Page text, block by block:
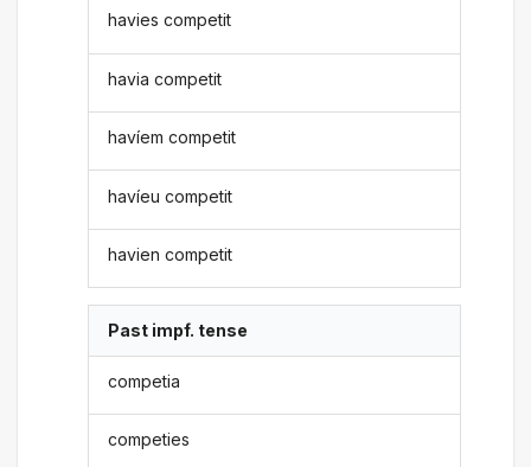
havies competit
havia competit
havíem competit
havíeu competit
havien competit
Past impf. tense
competia
competies